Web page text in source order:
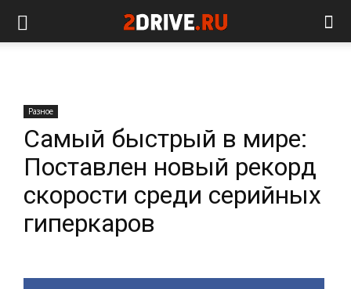
Разное
Самый быстрый в мире:
Поставлен новый рекорд
скорости среди серийных
гиперкаров